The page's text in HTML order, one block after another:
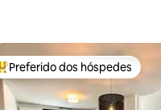
os melhores preferidos
Preferido dos hóspedes